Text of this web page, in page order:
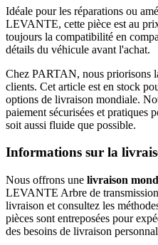
Idéale pour les réparations ou
LEVANTE, cette pièce est au
toujours la compatibilité en
détails du véhicule avant l'achat.
Chez PARTAN, nous priorisons
clients. Cet article est en stock
options de livraison mondiale.
paiement sécurisées et pratiques
soit aussi fluide que possible.
Informations sur la
Nous offrons une livraison
LEVANTE Arbre de
livraison et consultez les
pièces sont entreposées pour
des besoins de livraison